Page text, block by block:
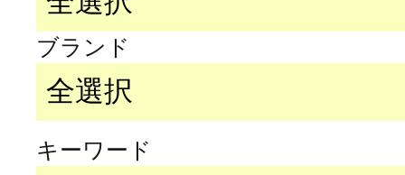
ブランド
キーワード